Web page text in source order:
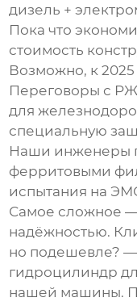
дизель +
Пока что
стоимость
Возможно, к
Переговоры с
для
специальную
Наши инженеры
ферритовыми
испытания на
Самое сложное
надёжностью.
но подешевле?
гидроцилиндр
нашей машины.